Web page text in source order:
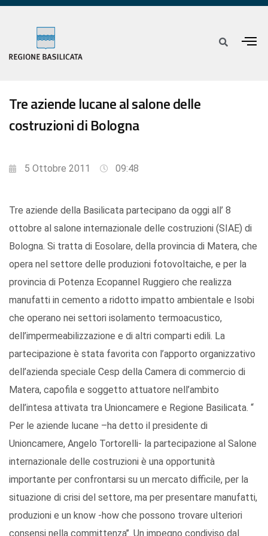
Tre aziende lucane al salone delle
costruzioni di Bologna
5 Ottobre 2011 09:48
Tre aziende della Basilicata partecipano da oggi all’ 8
ottobre al salone internazionale delle costruzioni (SIAE) di
Bologna. Si tratta di Eosolare, della provincia di Matera, che
opera nel settore delle produzioni fotovoltaiche, e per la
provincia di Potenza Ecopannel Ruggiero che realizza
manufatti in cemento a ridotto impatto ambientale e Isobi
che operano nei settori isolamento termoacustico,
dell’impermeabilizzazione e di altri comparti edili. La
partecipazione è stata favorita con l’apporto organizzativo
dell’azienda speciale Cesp della Camera di commercio di
Matera, capofila e soggetto attuatore nell’ambito
dell’intesa attivata tra Unioncamere e Regione Basilicata. “
Per le aziende lucane –ha detto il presidente di
Unioncamere, Angelo Tortorelli- la partecipazione al Salone
internazionale delle costruzioni è una opportunità
importante per confrontarsi su un mercato difficile, per la
situazione di crisi del settore, ma per presentare manufatti,
produzioni e un know -how che possono trovare ulteriori
consensi nella committenza’’. Un impegno condiviso dal